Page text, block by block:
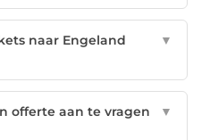
naar Engeland
▼
offerte aan te vragen
▼